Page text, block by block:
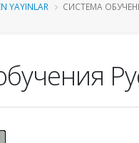
YAYINLAR СИСТЕМА